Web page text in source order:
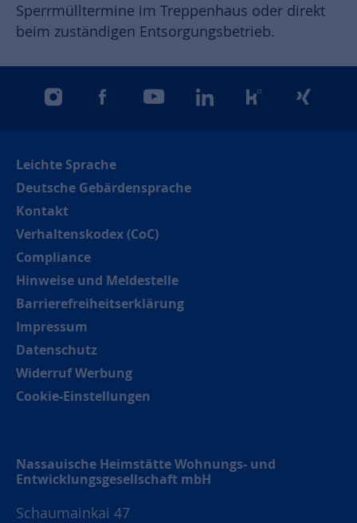
Sperrmülltermine im Treppenhaus oder direkt
beim zuständigen Entsorgungsbetrieb.
instagramfacebookyoutubelinkedinkununuxing
Leichte Sprache
Deutsche Gebärdensprache
Kontakt
Verhaltenskodex (CoC)
Compliance
Hinweise und Meldestelle
Barrierefreiheitserklärung
Impressum
Datenschutz
Widerruf Werbung
Cookie-Einstellungen
Nassauische Heimstätte Wohnungs- und
Entwicklungsgesellschaft mbH
Schaumainkai 47